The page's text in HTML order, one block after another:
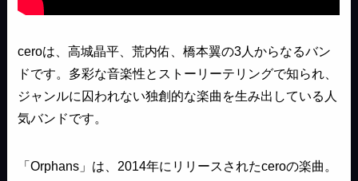
ceroは、高城晶平、荒内佑、橋本翼の3人からなるバン
ドです。多彩な音楽性とストーリーテリングで知られ、
ジャンルに囚われない独創的な楽曲を生み出している人
気バンドです。
「Orphans」は、2014年にリリースされたceroの楽曲。